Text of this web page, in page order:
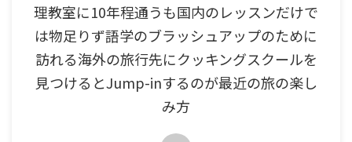
理教室に10年程通うも国内のレッスンだけで
は物足りず語学のブラッシュアップのために
訪れる海外の旅行先にクッキングスクールを
見つけるとJump-inするのが最近の旅の楽し
み方